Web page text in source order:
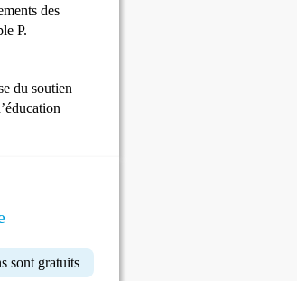
des
P.
du soutien
sont gratuits